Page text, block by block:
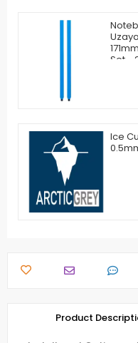
Set -
Ice
Product